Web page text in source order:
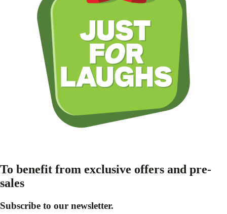
To benefit from exclusive offers and pre-
sales
Subscribe to our newsletter.